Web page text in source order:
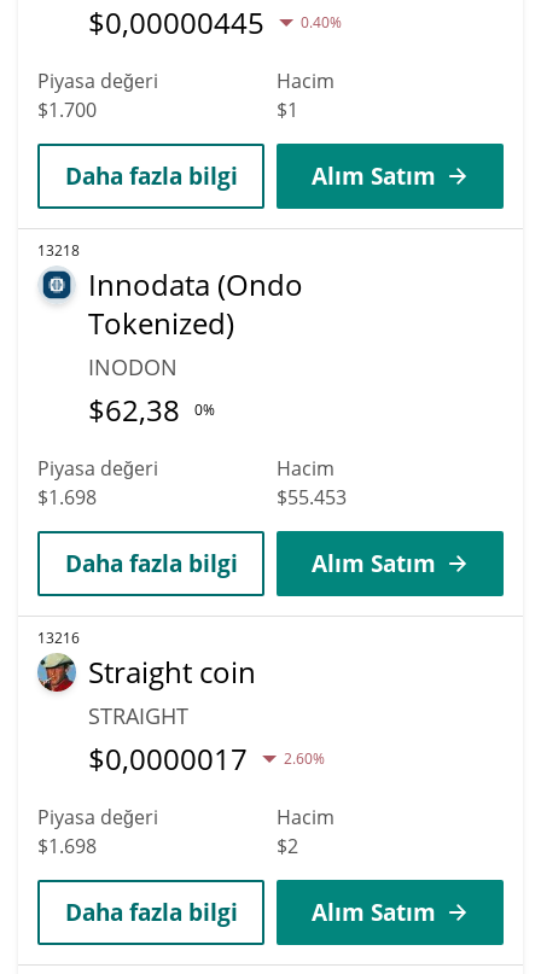
$0,00000445 0.40%
Piyasa değeri
$1.700
Hacim
$1
Daha fazla bilgi Alım Satım
13218
Innodata (Ondo
Tokenized)
INODON
$62,38 0%
Piyasa değeri
$1.698
Hacim
$55.453
Daha fazla bilgi Alım Satım
13216
Straight coin
STRAIGHT
$0,0000017 2.60%
Piyasa değeri
$1.698
Hacim
$2
Daha fazla bilgi Alım Satım